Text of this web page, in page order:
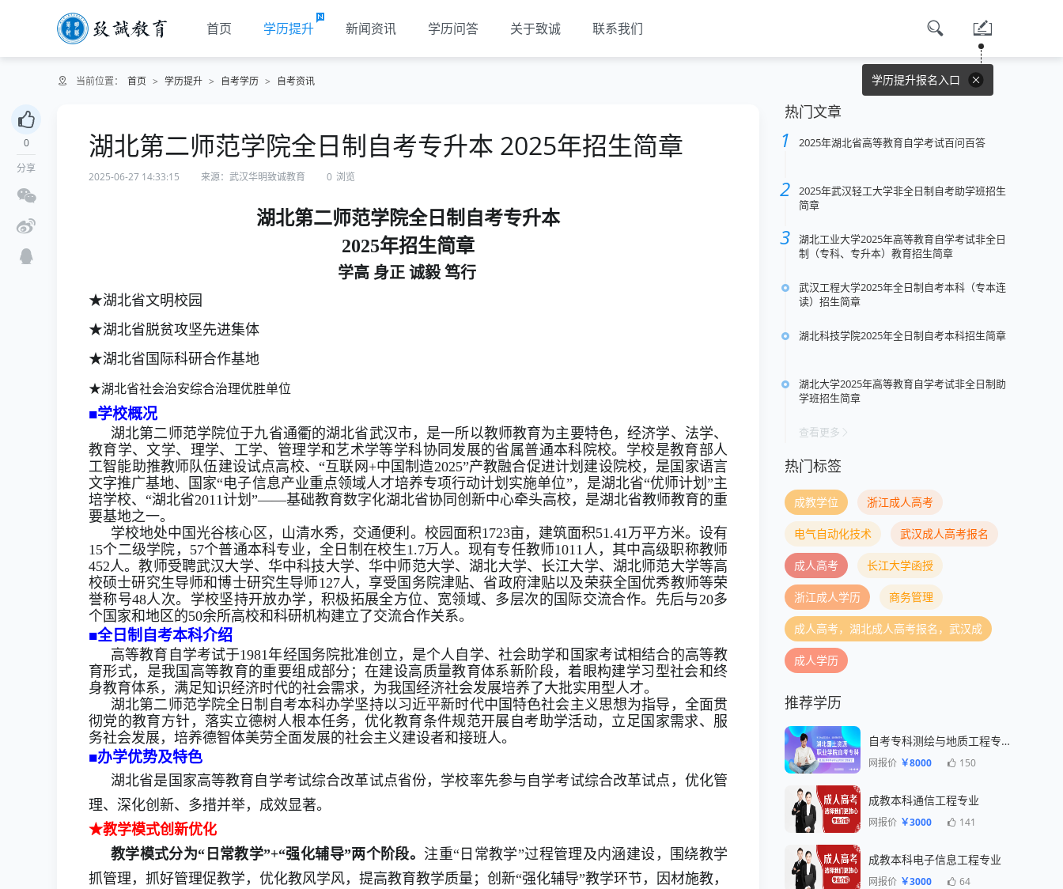
首页 学历提升 新闻资讯 学历问答 关于致诚 联系我们
学历提升报名入口
当前位置： 首页 > 学历提升 > 自考学历 > 自考资讯
0
分享
​湖北第二师范学院全日制自考专升本 2025年招生简章
2025-06-27 14:33:15 来源：武汉华明致诚教育 0 浏览
湖北第二师范学院全日制自考专升本
2025年招生简章
学高 身正 诚毅 笃行
★湖北省文明校园
★湖北省脱贫攻坚先进集体
★湖北省国际科研合作基地
★湖北省社会治安综合治理优胜单位
■学校概况
湖北第二师范学院位于九省通衢的湖北省武汉市，是一所以教师教育为主要特色，经济学、法学、
教育学、文学、理学、工学、管理学和艺术学等学科协同发展的省属普通本科院校。学校是教育部人
工智能助推教师队伍建设试点高校、 “互联网 +中国制造2025”产教融合促进计划建设院校，是国家语言
文字推广基地、国家“电子信息产业重点领域人才培养专项行动计划实施单位” ，是湖北省“优师计划 ”主
培学校、 “湖北省2011计划 ”——基础教育数字化湖北省协同创新中心牵头高校，是湖北省教师教育的重
要基地之一。
学校地处中国光谷核心区，山清水秀，交通便利。校园面积1723亩，建筑面积51.41万平方米。设有
15个二级学院， 57个普通本科专业，全日制在校生1.7万人。现有专任教师1011人，其中高级职称教师
452人。教师受聘武汉大学、华中科技大学、华中师范大学、湖北大学、长江大学、湖北师范大学等高
校硕士研究生导师和博士研究生导师127人，享受国务院津贴、省政府津贴以及荣获全国优秀教师等荣
誉称号48人次。学校坚持开放办学，积极拓展全方位、宽领域、多层次的国际交流合作。先后与20多
个国家和地区的50余所高校和科研机构建立了交流合作关系。
■全日制 自考本科介绍
高等教育自学考试于1981年经国务院批准创立， 是个人自学、社会助学和国家考试相结合的高等教
育形式， 是我国高等教育的重要组成部分 ；在建设高质量教育体系新阶段，着眼构建学习型社会和终
身教育体系，满足知识经济时代的社会需求，为我国经济社会发展培养了大批实用型人才。
湖北第二师范学院全日制自考本科办学坚持以习近平新时代中国特色社会主义思想为指导，全面贯
彻党的教育方针，落实立德树人根本任务，优化教育条件规范开展自考助学活动，立足国家需求、服
务社会发展，培养德智体美劳全面发展的社会主义建设者和接班人。
■办学优势及特色
湖北省是国家高等教育 自学考试综合改革试点省份， 学校率先参与自学考试综合改革试点，优化管
理、深化创新、多措并举，成效显著。
★教学模式创新优化
教学模式分为“ 日常教学”+“强化辅导”两个阶段。 注重“日常教学”过程管理及内涵建设，围绕教学
抓管理，抓好管理促教学 ， 优化教风学风，提高教育教学质量；创新“强化辅导”教学环节，因材施教，
热门文章
2025年湖北省高等教育自学考试百问百答
2025年武汉轻工大学非全日制自考助学班招生
简章
湖北工业大学2025年高等教育自学考试非全日
制（专科、专升本）教育招生简章
武汉工程大学2025年全日制自考本科（专本连
读）招生简章
湖北科技学院2025年全日制自考本科招生简章
湖北大学2025年高等教育自学考试非全日制助
学班招生简章
查看更多
热门标签
成教学位 浙江成人高考
电气自动化技术 武汉成人高考报名
成人高考 长江大学函授
浙江成人学历 商务管理
成人高考，湖北成人高考报名，武汉成
成人学历
推荐学历
自考专科测绘与地质工程专业一年毕业
网报价 ￥8000 150
成教本科通信工程专业
网报价 ￥3000 141
成教本科电子信息工程专业
网报价 ￥3000 64